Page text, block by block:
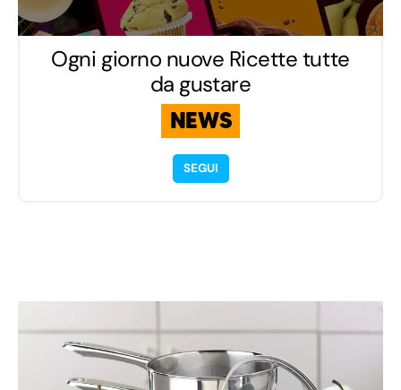
Ogni giorno nuove Ricette tutte
da gustare
NEWS
SEGUI